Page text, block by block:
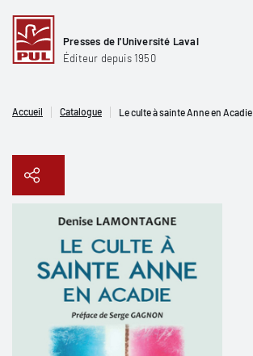
Presses de l'Université Laval
Éditeur depuis 1950
Accueil Catalogue Le culte à sainte Anne en Acadie
Copier le lien